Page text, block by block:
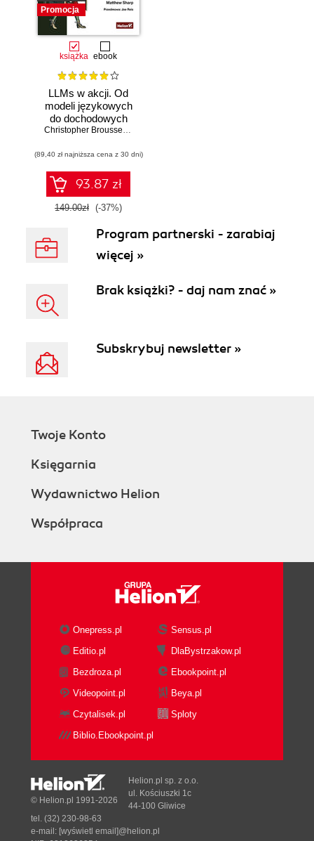
Promocja
książka ebook
LLMs w akcji. Od
modeli językowych
do dochodowych
produktów
Christopher Brousseau
(89,40 zł najniższa cena z 30 dni)
93.87 zł
149.00zł (-37%)
Program partnerski - zarabiaj
więcej »
Brak książki? - daj nam znać »
Subskrybuj newsletter »
Twoje Konto
Księgarnia
Wydawnictwo Helion
Współpraca
Onepress.pl
Sensus.pl
Editio.pl
DlaBystrzakow.pl
Bezdroza.pl
Ebookpoint.pl
Videopoint.pl
Beya.pl
Czytalisek.pl
Sploty
Biblio.Ebookpoint.pl
© Helion.pl 1991-2026
Helion.pl sp. z o.o.
ul. Kościuszki 1c
44-100 Gliwice
tel. (32) 230-98-63
e-mail: [wyświetl email]@helion.pl